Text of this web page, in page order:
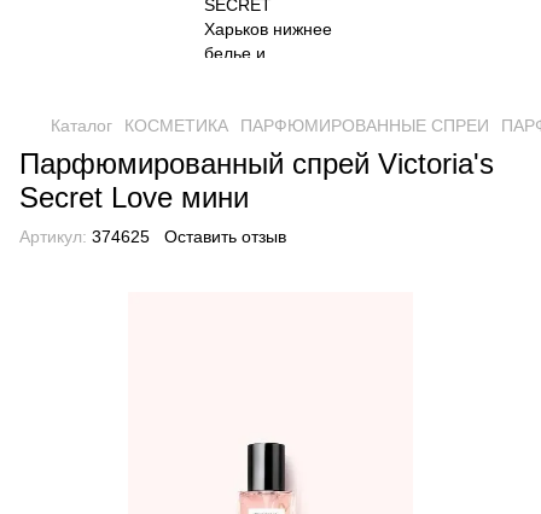
Каталог КОСМЕТИКА ПАРФЮМИРОВАННЫЕ СПРЕИ
Парфюмированный спрей Victoria's
Secret Love мини
Артикул: 374625 Оставить отзыв